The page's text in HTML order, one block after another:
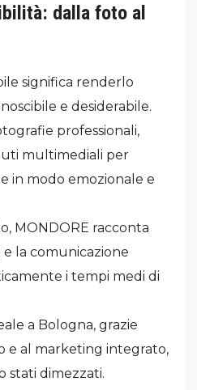
dalla foto al
significa renderlo
e desiderabile.
professionali,
multimediali per
in modo emozionale e
MONDORE racconta
e la comunicazione
i tempi medi di
a Bologna, grazie
e al marketing integrato,
stati dimezzati.